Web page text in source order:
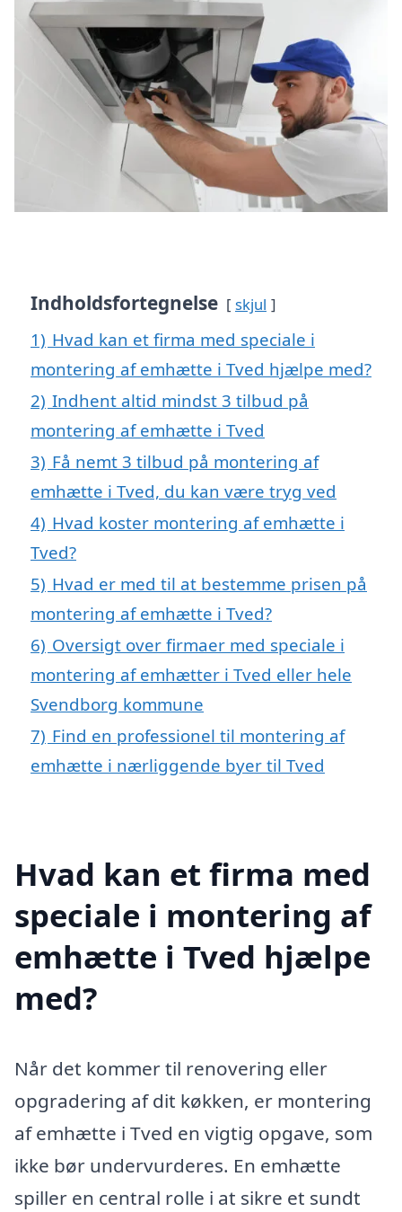
Indholdsfortegnelse skjul
1) Hvad kan et firma med speciale i
montering af emhætte i Tved hjælpe med?
2) Indhent altid mindst 3 tilbud på
montering af emhætte i Tved
3) Få nemt 3 tilbud på montering af
emhætte i Tved, du kan være tryg ved
4) Hvad koster montering af emhætte i
Tved?
5) Hvad er med til at bestemme prisen på
montering af emhætte i Tved?
6) Oversigt over firmaer med speciale i
montering af emhætter i Tved eller hele
Svendborg kommune
7) Find en professionel til montering af
emhætte i nærliggende byer til Tved
Hvad kan et firma med
speciale i montering af
emhætte i Tved hjælpe
med?
Når det kommer til renovering eller
opgradering af dit køkken, er montering
af emhætte i Tved en vigtig opgave, som
ikke bør undervurderes. En emhætte
spiller en central rolle i at sikre et sundt